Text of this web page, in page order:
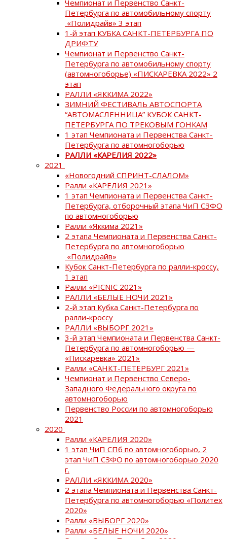
Чемпионат и Первенство Санкт-
Петербурга по автомобильному спорту
«Полидрайв» 3 этап
1-й этап КУБКА САНКТ-ПЕТЕРБУРГА ПО
ДРИФТУ
Чемпионат и Первенство Санкт-
Петербурга по автомобильному спорту
(автомногоборье) «ПИСКАРЕВКА 2022» 2
этап
РАЛЛИ «ЯККИМА 2022»
ЗИМНИЙ ФЕСТИВАЛЬ АВТОСПОРТА
“АВТОМАСЛЕННИЦА” КУБОК САНКТ-
ПЕТЕРБУРГА ПО ТРЕКОВЫМ ГОНКАМ
1 этап Чемпионата и Первенства Санкт-
Петербурга по автомногоборью
РАЛЛИ «КАРЕЛИЯ 2022»
2021
«Новогодний СПРИНТ-СЛАЛОМ»
Ралли «КАРЕЛИЯ 2021»
1 этап Чемпионата и Первенства Санкт-
Петербурга, отборочный этапа ЧиП СЗФО
по автомногоборью
Ралли «Яккима 2021»
2 этапа Чемпионата и Первенства Санкт-
Петербурга по автомногоборью
«Полидрайв»
Кубок Санкт-Петербурга по ралли-кроссу,
1 этап
Ралли «PICNIC 2021»
РАЛЛИ «БЕЛЫЕ НОЧИ 2021»
2-й этап Кубка Санкт-Петербурга по
ралли-кроссу
РАЛЛИ «ВЫБОРГ 2021»
3-й этап Чемпионата и Первенства Санкт-
Петербурга по автомногоборью —
«Пискаревка» 2021»
Ралли «САНКТ-ПЕТЕРБУРГ 2021»
Чемпионат и Первенство Северо-
Западного Федерального округа по
автомногоборью
Первенство России по автомногоборью
2021
2020
Ралли «КАРЕЛИЯ 2020»
1 этап ЧиП СПб по автомногоборью, 2
этап ЧиП СЗФО по автомногоборью 2020
г.
РАЛЛИ «ЯККИМА 2020»
2 этапа Чемпионата и Первенства Санкт-
Петербурга по автомногоборью «Политех
2020»
Ралли «ВЫБОРГ 2020»
Ралли «БЕЛЫЕ НОЧИ 2020»